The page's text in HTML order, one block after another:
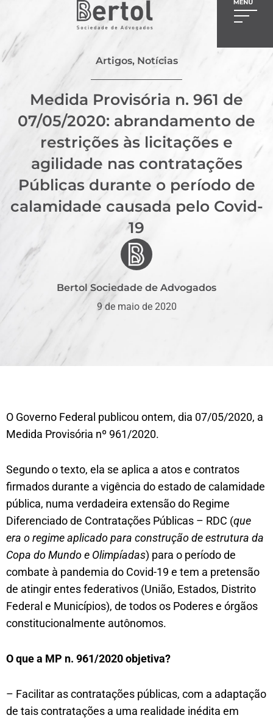
Artigos, Notícias
Medida Provisória n. 961 de
07/05/2020: abrandamento de
restrições às licitações e
agilidade nas contratações
Públicas durante o período de
calamidade causada pelo Covid-
19
Bertol Sociedade de Advogados
9 de maio de 2020
O Governo Federal publicou ontem, dia 07/05/2020, a
Medida Provisória nº 961/2020.
Segundo o texto, ela se aplica a atos e contratos
firmados durante a vigência do estado de calamidade
pública, numa verdadeira extensão do Regime
Diferenciado de Contratações Públicas – RDC (que
era o regime aplicado para construção de estrutura da
Copa do Mundo e Olimpíadas) para o período de
combate à pandemia do Covid-19 e tem a pretensão
de atingir entes federativos (União, Estados, Distrito
Federal e Municípios), de todos os Poderes e órgãos
constitucionalmente autônomos.
O que a MP n. 961/2020 objetiva?
– Facilitar as contratações públicas, com a adaptação
de tais contratações a uma realidade inédita em